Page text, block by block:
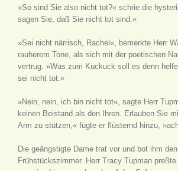
»So sind Sie also nicht tot?« schrie die
sagen Sie, daß Sie nicht tot sind.«
»Sei nicht närrisch, Rachel«, bemerkte Herr
rauherem Tone, als sich mit der poetischen
vertrug. »Was zum Kuckuck soll es denn
sei nicht tot.«
»Nein, nein, ich bin nicht tot«, sagte Herr
keinen Beistand als den Ihren. Erlauben Sie
Arm zu stützen,« fügte er flüsternd hinzu,
Die geängstigte Dame trat vor und bot ihm
Frühstückszimmer. Herr Tracy Tupman